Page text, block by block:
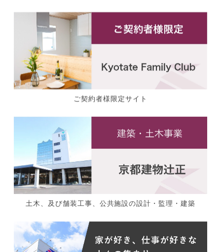
ご契約者様限定サイト
土木、及び舗装工事、公共施設の設計・監理・建築